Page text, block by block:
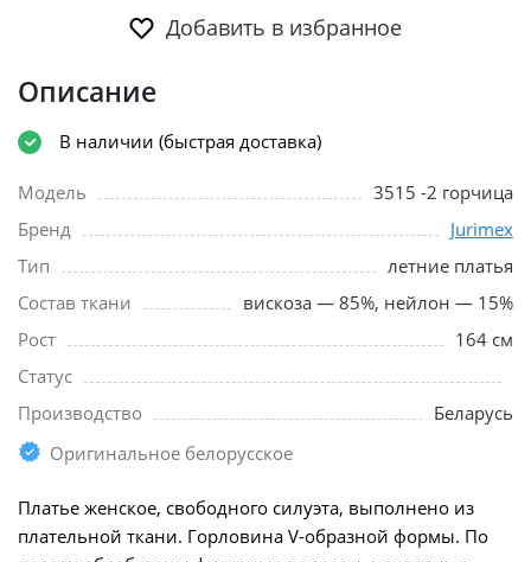
Добавить в избранное
Описание
В наличии (быстрая доставка)
Модель
3515 -2 горчица
Бренд
Jurimex
Тип
летние платья
Состав ткани
вискоза — 85%, нейлон — 15%
Рост
164 см
Статус
Производство
Беларусь
Оригинальное белорусское
Платье женское, свободного силуэта, выполнено из
плательной ткани. Горловина V-образной формы. По